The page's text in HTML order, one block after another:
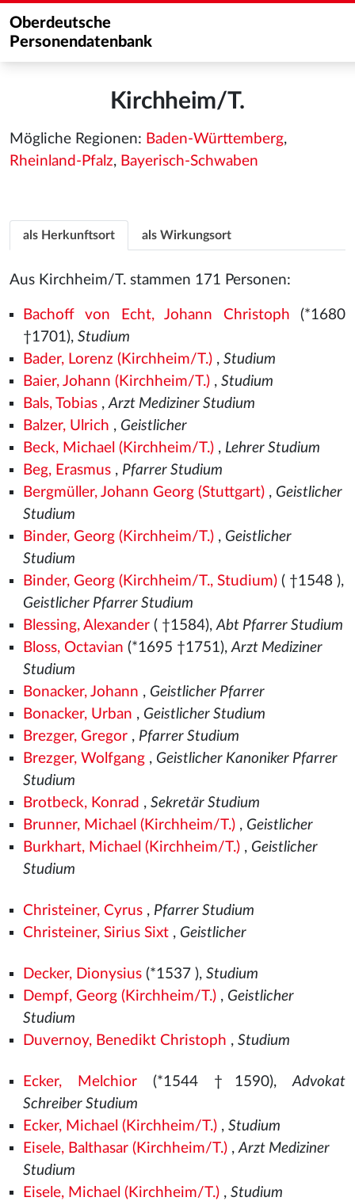
Oberdeutsche
Personendatenbank
Kirchheim/T.
Mögliche Regionen: Baden-Württemberg,
Rheinland-Pfalz, Bayerisch-Schwaben
als Herkunftsort als Wirkungsort
Aus Kirchheim/T. stammen 171 Personen:
Bachoff von Echt, Johann Christoph (*1680
†1701), Studium
Bader, Lorenz (Kirchheim/T.), Studium
Baier, Johann (Kirchheim/T.), Studium
Bals, Tobias,Arzt Mediziner Studium
Balzer, Ulrich , Geistlicher
Beck, Michael (Kirchheim/T.), Lehrer Studium
Beg, Erasmus, Pfarrer Studium
Bergmüller, Johann Georg (Stuttgart), Geistlicher
Studium
Binder, Georg (Kirchheim/T.), Geistlicher
Studium
Binder, Georg (Kirchheim/T., Studium)( †1548 ),
Geistlicher Pfarrer Studium
Blessing, Alexander( †1584),Abt Pfarrer Studium
Bloss, Octavian (*1695 †1751),Arzt Mediziner
Studium
Bonacker, Johann , Geistlicher Pfarrer
Bonacker, Urban , Geistlicher Studium
Brezger, Gregor, Pfarrer Studium
Brezger, Wolfgang, Geistlicher Kanoniker Pfarrer
Studium
Brotbeck, Konrad , Sekretär Studium
Brunner, Michael (Kirchheim/T.), Geistlicher
Burkhart, Michael (Kirchheim/T.), Geistlicher
Studium
Christeiner, Cyrus, Pfarrer Studium
Christeiner, Sirius Sixt, Geistlicher
Decker, Dionysius(*1537 ), Studium
Dempf, Georg (Kirchheim/T.), Geistlicher
Studium
Duvernoy, Benedikt Christoph , Studium
Ecker, Melchior(*1544 †1590),Advokat
Schreiber Studium
Ecker, Michael (Kirchheim/T.), Studium
Eisele, Balthasar (Kirchheim/T.),Arzt Mediziner
Studium
Eisele, Michael (Kirchheim/T.), Studium